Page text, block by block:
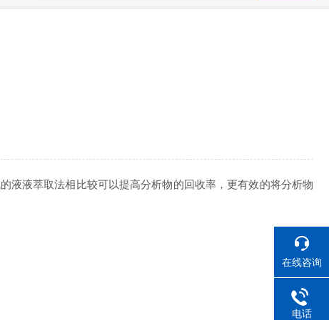
液液萃取法相比较可以提高分析物的回收率，更有效的将分析物
在线咨询
电话